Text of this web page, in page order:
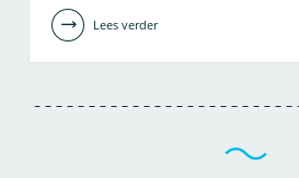
Lees verder